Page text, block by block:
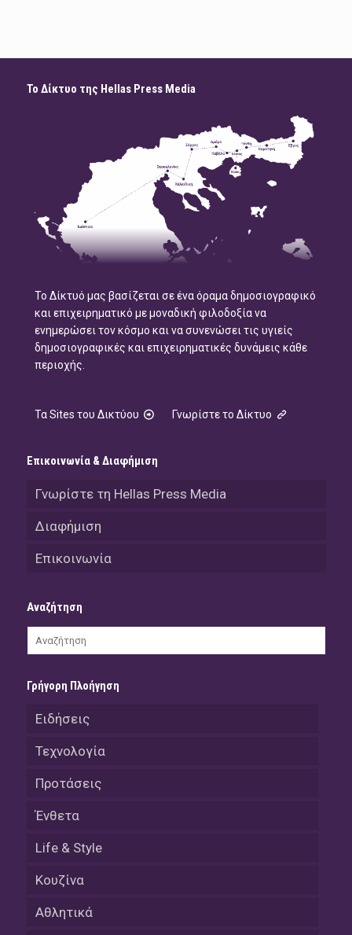
Το Δίκτυο της Hellas Press Media
Το Δίκτυό μας βασίζεται σε ένα όραμα δημοσιογραφικό
και επιχειρηματικό με μοναδική φιλοδοξία να
ενημερώσει τον κόσμο και να συνενώσει τις υγιείς
δημοσιογραφικές και επιχειρηματικές δυνάμεις κάθε
περιοχής.
Τα Sites του Δικτύου Γνωρίστε το Δίκτυο
Επικοινωνία & Διαφήμιση
Γνωρίστε τη Hellas Press Media
Διαφήμιση
Επικοινωνία
Αναζήτηση
Γρήγορη Πλοήγηση
Ειδήσεις
Τεχνολογία
Προτάσεις
Ένθετα
Life & Style
Κουζίνα
Αθλητικά